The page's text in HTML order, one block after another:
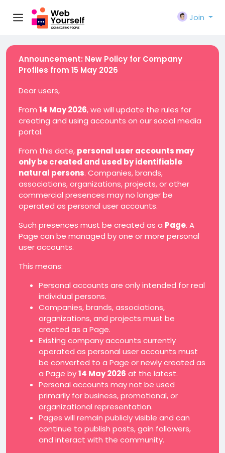
Join
Announcement: New Policy for Company
Profiles from 15 May 2026
Dear users,
From 14 May 2026, we will update the rules for
creating and using accounts on our social media
portal.
From this date, personal user accounts may
only be created and used by identifiable
natural persons. Companies, brands,
associations, organizations, projects, or other
commercial presences may no longer be
operated as personal user accounts.
Such presences must be created as a Page. A
Page can be managed by one or more personal
user accounts.
This means:
Personal accounts are only intended for real
individual persons.
Companies, brands, associations,
organizations, and projects must be
created as a Page.
Existing company accounts currently
operated as personal user accounts must
be converted to a Page or newly created as
a Page by14 May 2026 at the latest.
Personal accounts may not be used
primarily for business, promotional, or
organizational representation.
Pages will remain publicly visible and can
continue to publish posts, gain followers,
and interact with the community.